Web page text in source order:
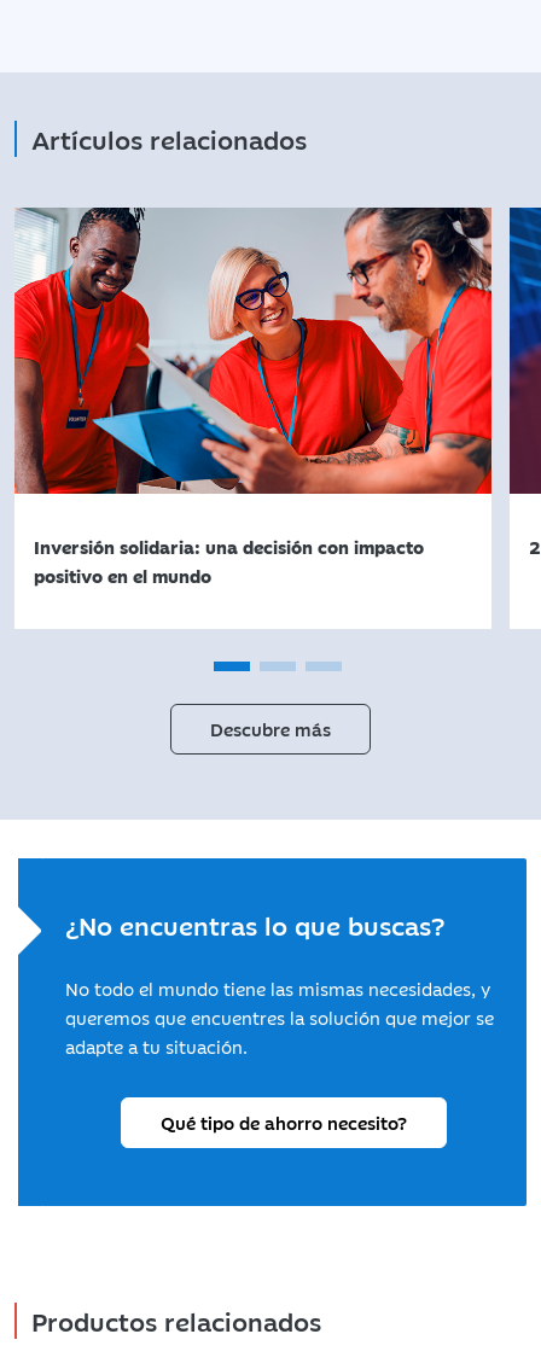
Artículos relacionados
Inversión solidaria: una decisión con impacto
positivo en el mundo
Descubre más
¿No encuentras lo que buscas?
No todo el mundo tiene las mismas necesidades, y
queremos que encuentres la solución que mejor se
adapte a tu situación.
Qué tipo de ahorro necesito?
Productos relacionados